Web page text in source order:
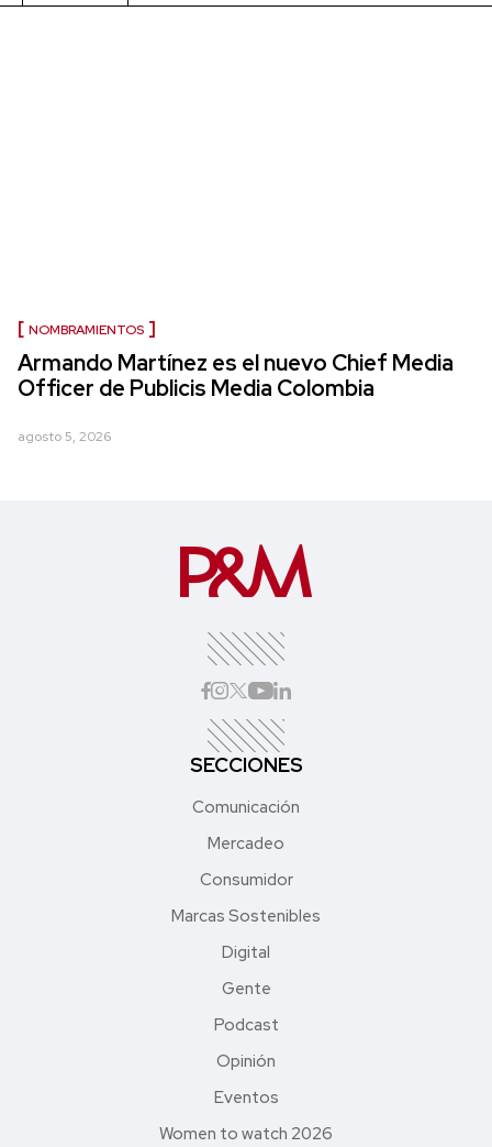
NOMBRAMIENTOS
Armando Martínez es el nuevo Chief Media
Officer de Publicis Media Colombia
agosto 5, 2026
SECCIONES
Comunicación
Mercadeo
Consumidor
Marcas Sostenibles
Digital
Gente
Podcast
Opinión
Eventos
Women to watch 2026